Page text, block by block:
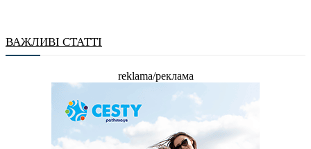
ВАЖЛИВІ СТАТТІ
reklama/реклама